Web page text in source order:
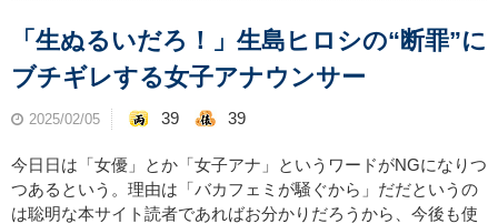
「生ぬるいだろ！」生島ヒロシの“断罪”に
ブチギレする女子アナウンサー
2025/02/05 39 39
今日日は「女優」とか「女子アナ」というワードがNGになりつ
つあるという。理由は「バカフェミが騒ぐから」だだというの
は聡明な本サイト読者であればお分かりだろうから、今後も使